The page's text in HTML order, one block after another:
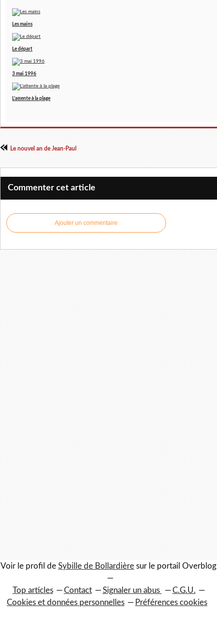
Les mains
Le départ
3 mai 1996
L'attente à la plage
Le nouvel an de Jean-Paul
Commenter cet article
Ajouter un commentaire
Voir le profil de Sybille de Bollardière sur le portail Overblog
Top articles Contact Signaler un abus
C.G.U.
Cookies et données personnelles
Préférences cookies